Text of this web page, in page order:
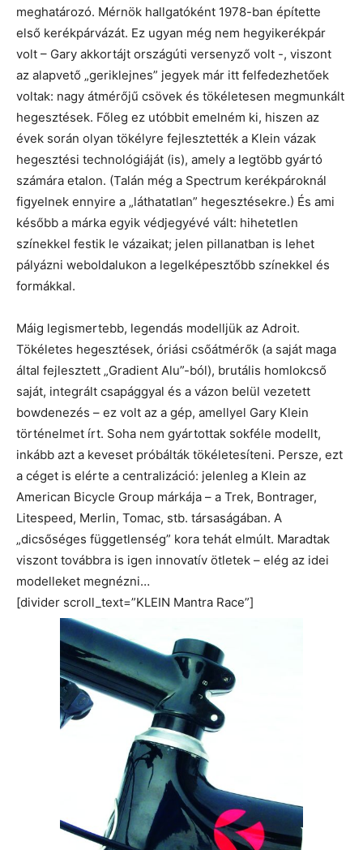
meghatározó. Mérnök hallgatóként 1978-ban építette
első kerékpárvázát. Ez ugyan még nem hegyikerékpár
volt – Gary akkortájt országúti versenyző volt -, viszont
az alapvető „geriklejnes” jegyek már itt felfedezhetőek
voltak: nagy átmérőjű csövek és tökéletesen megmunkált
hegesztések. Főleg ez utóbbit emelném ki, hiszen az
évek során olyan tökélyre fejlesztették a Klein vázak
hegesztési technológiáját (is), amely a legtöbb gyártó
számára etalon. (Talán még a Spectrum kerékpároknál
figyelnek ennyire a „láthatatlan” hegesztésekre.) És ami
később a márka egyik védjegyévé vált: hihetetlen
színekkel festik le vázaikat; jelen pillanatban is lehet
pályázni weboldalukon a legelképesztőbb színekkel és
formákkal.
Máig legismertebb, legendás modelljük az Adroit.
Tökéletes hegesztések, óriási csőátmérők (a saját maga
által fejlesztett „Gradient Alu”-ból), brutális homlokcső
saját, integrált csapággyal és a vázon belül vezetett
bowdenezés – ez volt az a gép, amellyel Gary Klein
történelmet írt. Soha nem gyártottak sokféle modellt,
inkább azt a keveset próbálták tökéletesíteni. Persze, ezt
a céget is elérte a centralizáció: jelenleg a Klein az
American Bicycle Group márkája – a Trek, Bontrager,
Litespeed, Merlin, Tomac, stb. társaságában. A
„dicsőséges függetlenség” kora tehát elmúlt. Maradtak
viszont továbbra is igen innovatív ötletek – elég az idei
modelleket megnézni…
[divider scroll_text=”KLEIN Mantra Race”]